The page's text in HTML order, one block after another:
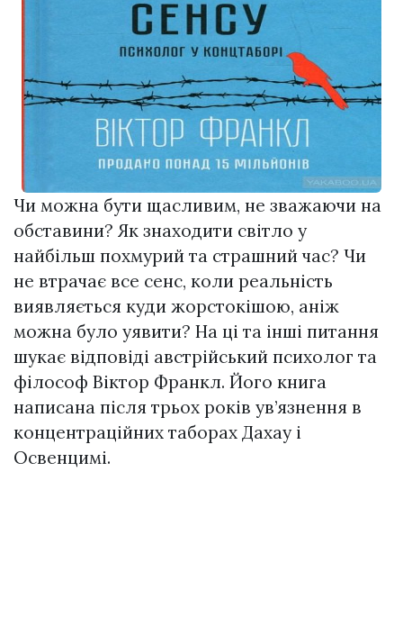
Чи можна бути щасливим, не зважаючи на
обставини? Як знаходити світло у
найбільш похмурий та страшний час? Чи
не втрачає все сенс, коли реальність
виявляється куди жорстокішою, аніж
можна було уявити? На ці та інші питання
шукає відповіді австрійський психолог та
філософ Вiктор Франкл. Його книга
написана після трьох років ув’язнення в
концентраційних таборах Дахау і
Освенцимі.